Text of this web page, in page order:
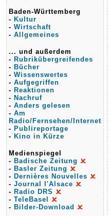
Baden-Württemberg
- Kultur
- Wirtschaft
- Allgemeines
... und außerdem
- Rubrikübergreifendes
- Bücher
- Wissenswertes
- Aufgegriffen
- Reaktionen
- Nachruf
- Anders gelesen
- Am
Radio/Fernsehen/Internet
- Publireportage
- Kino in Kürze
Medienspiegel
- Badische Zeitung
- Basler Zeitung
- Dernières Nouvelles
- Journal l'Alsace
- Radio DRS
- TeleBasel
- Bilder-Download